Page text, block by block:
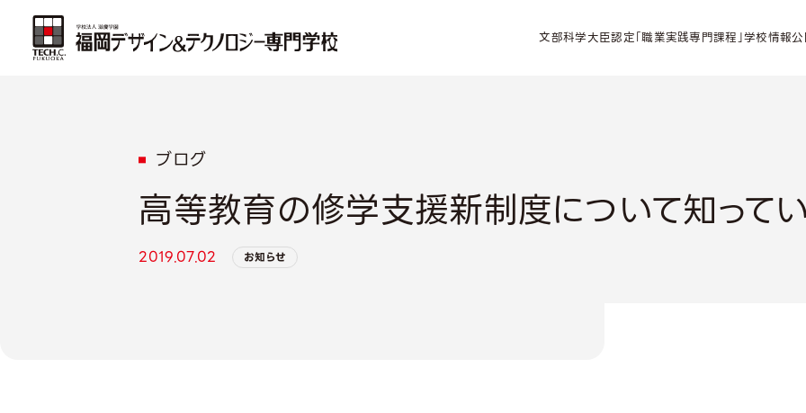
文部科学大臣認定「職業実践専門課程」学校情報
ブログ
高等教育の修学支援新制度について知って
2019.07.02 お知らせ